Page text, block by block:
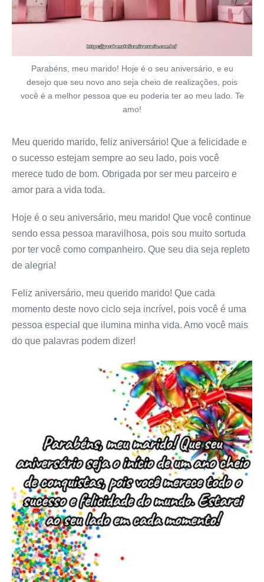
Parabéns, meu marido! Hoje é o seu aniversário, e eu
desejo que seu novo ano seja cheio de realizações, pois
você é a melhor pessoa que eu poderia ter ao meu lado. Te
amo!
Meu querido marido, feliz aniversário! Que a felicidade e
o sucesso estejam sempre ao seu lado, pois você
merece tudo de bom. Obrigada por ser meu parceiro e
amor para a vida toda.
Hoje é o seu aniversário, meu marido! Que você continue
sendo essa pessoa maravilhosa, pois sou muito sortuda
por ter você como companheiro. Que seu dia seja repleto
de alegria!
Feliz aniversário, meu querido marido! Que cada
momento deste novo ciclo seja incrível, pois você é uma
pessoa especial que ilumina minha vida. Amo você mais
do que palavras podem dizer!